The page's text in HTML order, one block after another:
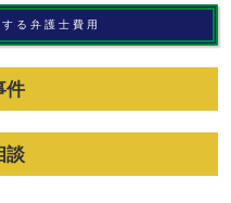
る弁護士費用
件
談